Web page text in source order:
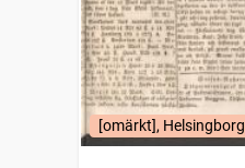
[omärkt], Helsingborg